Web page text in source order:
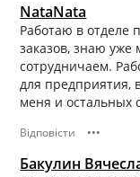
NataNata
Работаю в отделе
заказов, знаю уже
сотрудничаем.
для предприятия,
меня и остальных
Відповісти •••
Бакулин